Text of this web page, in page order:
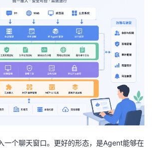
一个聊天窗口。更好的形态，是Agent能够在